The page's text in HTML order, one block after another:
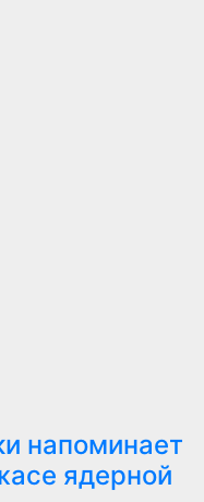
напоминает
ядерной